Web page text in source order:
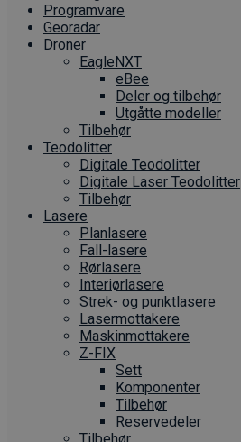
Programvare
Georadar
Droner
EagleNXT
eBee
Deler og tilbehør
Utgåtte modeller
Tilbehør
Teodolitter
Digitale Teodolitter
Digitale Laser Teodolitter
Tilbehør
Lasere
Planlasere
Fall-lasere
Rørlasere
Interiør­lasere
Strek- og punktlasere
Laser­mottakere
Maskin­mottakere
Z-FIX
Sett
Komponenter
Tilbehør
Reservedeler